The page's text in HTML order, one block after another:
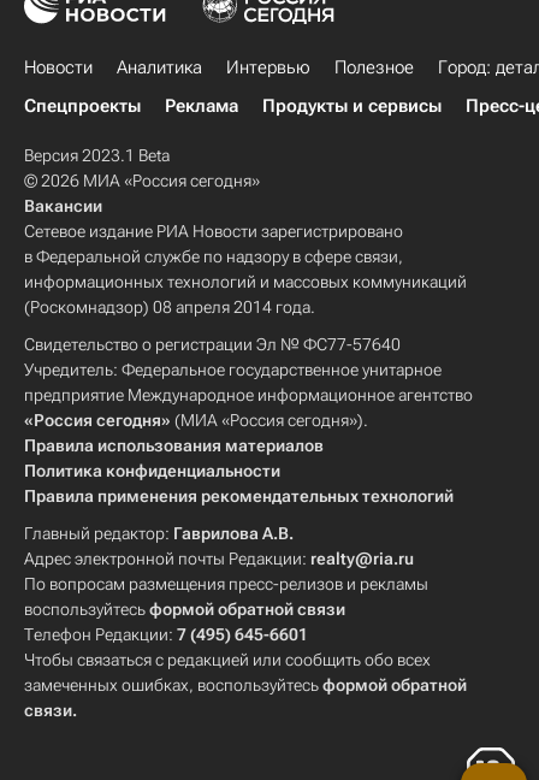
Новости Аналитика Интервью Полезное
Город:
Спецпроекты
Реклама Продукты и сервисы Пресс-
Версия 2023.1 Beta
© 2026 МИА «Россия сегодня»
Вакансии
Сетевое издание РИА Новости зарегистрировано
в Федеральной службе по надзору в сфере связи,
информационных технологий и массовых коммуникаций
(Роскомнадзор) 08 апреля 2014 года.
Свидетельство о регистрации Эл № ФС77-57640
Учредитель: Федеральное государственное унитарное
предприятие Международное информационное агентство
«Россия сегодня» (МИА «Россия сегодня»).
Правила использования материалов
Политика конфиденциальности
Правила применения рекомендательных технологий
Главный редактор: Гаврилова А.В.
Адрес электронной почты Редакции: realty@ria.ru
По вопросам размещения пресс-релизов и рекламы
воспользуйтесьформой обратной связи
Телефон Редакции: 7 (495) 645-6601
Чтобы связаться с редакцией или сообщить обо всех
замеченных ошибках, воспользуйтесьформой обратной
связи.